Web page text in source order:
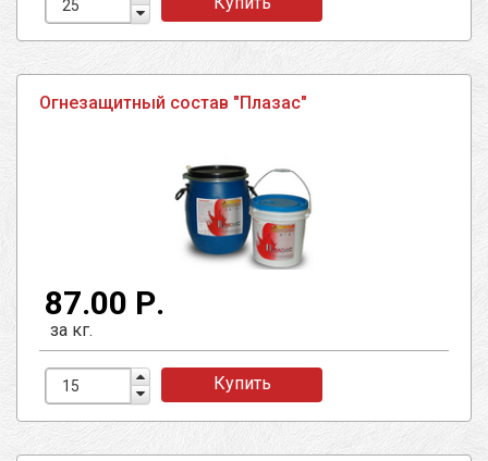
Огнезащитный состав "Плазас"
87.00 Р.
за кг.
Купить